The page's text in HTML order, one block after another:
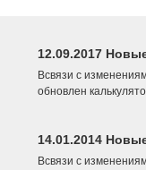
12.09.2017
Всвязи с
обновлен
14.01.2014
Всвязи с